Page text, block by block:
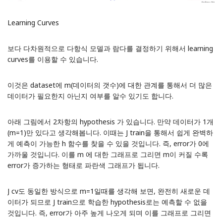
Learning Curves
보다 다차원적으로 다항식 모델과 람다를 결정하기 위해서 learning
curves를 이용할 수 있습니다.
이것은 dataset에 m(데이터의 갯수)에 대한 관계를 통해서 더 많은
데이터가 필요한지 아닌지 여부를 알수 있기도 합니다.
아래 그림에서 2차항의 hypothesis 가 있습니다. 만약 데이터가 1개
(m=1)만 있다고 생각해봅니다. 이때는 J train을 통해서 쉽게 완벽하
게 예측이 가능한 h 함수를 찾을 수 있을 것입니다. 즉, error가 0에
가까울 것입니다. 이를 m 에 대한 그래프로 그리면 m이 커질 수록
error가 증가하는 형태로 파란색 그래프가 됩니다.
J cv도 동일한 방식으로 m=1일때를 생각해 보면, 완전히 새로운 데
이터가 되므로 J train으로 학습한 hypothesis로는 예측할 수 없을
것입니다. 즉, error가 아주 높게 나오게 되며 이를 그래프로 그리면